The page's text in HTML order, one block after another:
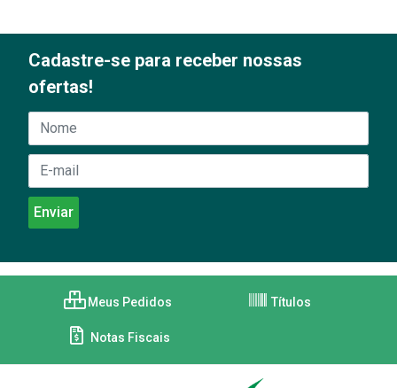
Cadastre-se para receber nossas
ofertas!
Meus Pedidos Títulos
Notas Fiscais